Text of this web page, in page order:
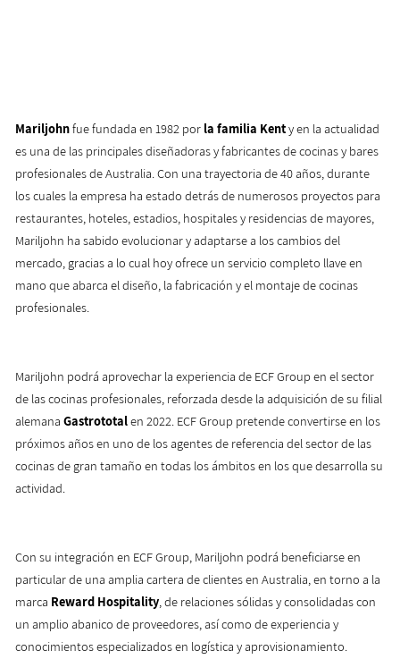
Mariljohnfue fundada en 1982 por la familia Kenty en la actualidad
es una de las principales diseñadoras y fabricantes de cocinas y bares
profesionales de Australia. Con una trayectoria de 40 años, durante
los cuales la empresa ha estado detrás de numerosos proyectos para
restaurantes, hoteles, estadios, hospitales y residencias de mayores,
Mariljohn ha sabido evolucionar y adaptarse a los cambios del
mercado, gracias a lo cual hoy ofrece un servicio completo llave en
mano que abarca el diseño, la fabricación y el montaje de cocinas
profesionales.
Mariljohn podrá aprovechar la experiencia de ECF Group en el sector
de las cocinas profesionales, reforzada desde la adquisición de su filial
alemanaGastrototalen 2022. ECF Group pretende convertirse en los
próximos años en uno de los agentes de referencia del sector de las
cocinas de gran tamaño en todas los ámbitos en los que desarrolla su
actividad.
Con su integración en ECF Group, Mariljohn podrá beneficiarse en
particular de una amplia cartera de clientes en Australia, en torno a la
marca Reward Hospitality, de relaciones sólidas y consolidadas con
un amplio abanico de proveedores, así como de experiencia y
conocimientos especializados en logística y aprovisionamiento.